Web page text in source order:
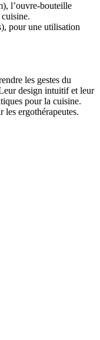
l’ouvre-bouteille
pour une utilisation
les gestes du
design intuitif et leur
pour la cuisine.
ergothérapeutes.